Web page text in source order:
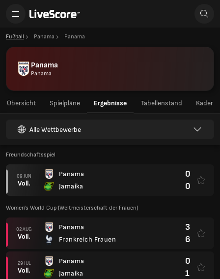
Fußball Panama Panama
Panama
Panama
Übersicht Spielpläne Ergebnisse Tabellenstand Kader
Alle Wettbewerbe
Freundschaftsspiel
09 JUN
Voll.
Panama
Jamaika
0
0
Women's World Cup (Weltmeisterschaft der Frauen)
02 AUG
Voll.
Panama
Frankreich Frauen
3
6
29 JUL
Voll.
Panama
Jamaika
0
1